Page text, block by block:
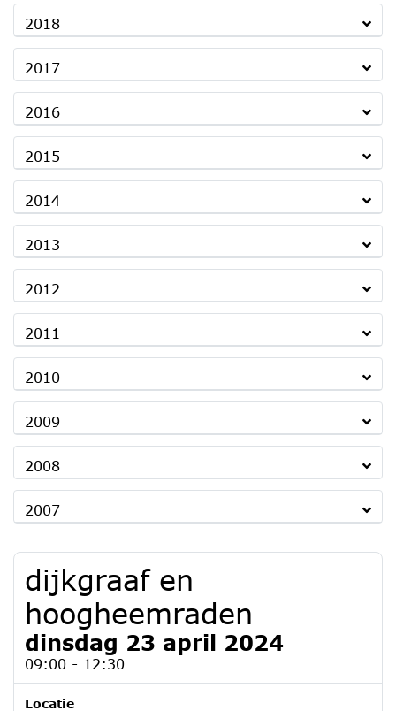
2018
2017
2016
2015
2014
2013
2012
2011
2010
2009
2008
2007
dijkgraaf en
hoogheemraden
dinsdag 23 april 2024
09:00 - 12:30
Locatie